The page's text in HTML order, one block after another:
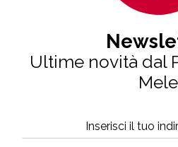
Ultime novità dal
Mele